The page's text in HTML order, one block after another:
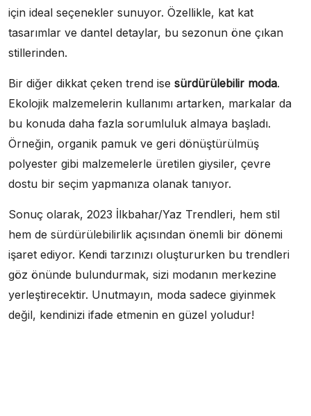
için ideal seçenekler sunuyor. Özellikle, kat kat
tasarımlar ve dantel detaylar, bu sezonun öne çıkan
stillerinden.
Bir diğer dikkat çeken trend ise sürdürülebilir moda.
Ekolojik malzemelerin kullanımı artarken, markalar da
bu konuda daha fazla sorumluluk almaya başladı.
Örneğin, organik pamuk ve geri dönüştürülmüş
polyester gibi malzemelerle üretilen giysiler, çevre
dostu bir seçim yapmanıza olanak tanıyor.
Sonuç olarak, 2023 İlkbahar/Yaz Trendleri, hem stil
hem de sürdürülebilirlik açısından önemli bir dönemi
işaret ediyor. Kendi tarzınızı oluştururken bu trendleri
göz önünde bulundurmak, sizi modanın merkezine
yerleştirecektir. Unutmayın, moda sadece giyinmek
değil, kendinizi ifade etmenin en güzel yoludur!